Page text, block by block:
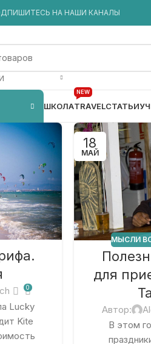
НА НАШИ КАНАЛЫ
ШКОЛАTRAVEL
NEW
СТАТЬИ
0
Lucky
Kite
18
МАЙ
МЫСЛИ
для
Автор:
В этом